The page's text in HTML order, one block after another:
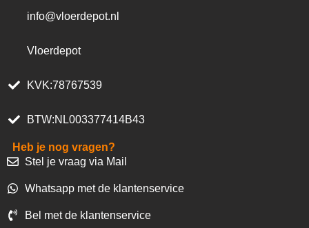
info@vloerdepot.nl
Vloerdepot
KVK:78767539
BTW:NL003377414B43
Heb je nog vragen?
Stel je vraag via Mail
Whatsapp met de klantenservice
Bel met de klantenservice